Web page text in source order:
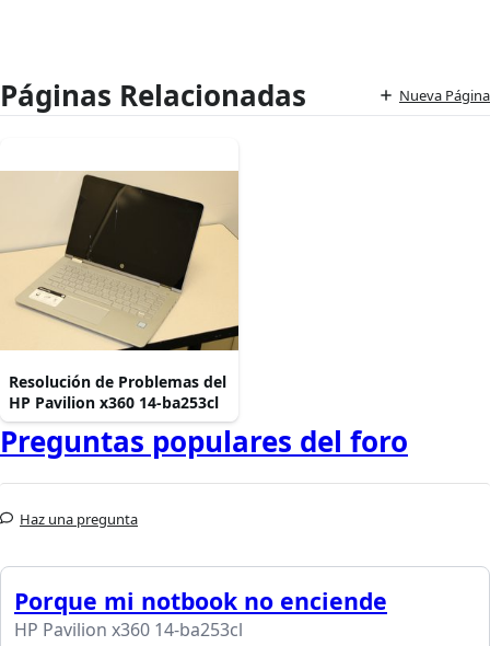
Páginas Relacionadas Nueva Página
Resolución de Problemas del
HP Pavilion x360 14-ba253cl
Preguntas populares del foro
Haz una pregunta
Porque mi notbook no enciende
HP Pavilion x360 14-ba253cl